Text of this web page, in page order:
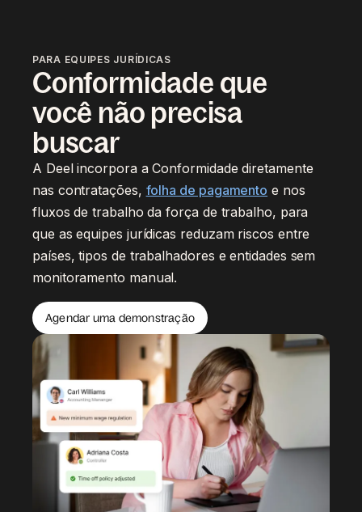
PARA EQUIPES JURÍDICAS
Conformidade que
você não precisa
buscar
A Deel incorpora a Conformidade diretamente
nas contratações, folha de pagamento e nos
fluxos de trabalho da força de trabalho, para
que as equipes jurídicas reduzam riscos entre
países, tipos de trabalhadores e entidades sem
monitoramento manual.
Agendar uma demonstração